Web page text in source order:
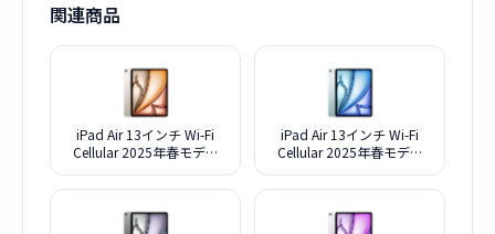
関連商品
iPad Air 13インチ Wi-Fi
Cellular 2025年春モデル
[スターライト]
iPad Air 13インチ Wi-Fi
Cellular 2025年春モデル
[ブルー]